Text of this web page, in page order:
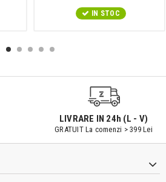
IN STOC
LIVRARE IN 24h (L - V)
GRATUIT La comenzi > 399 Lei